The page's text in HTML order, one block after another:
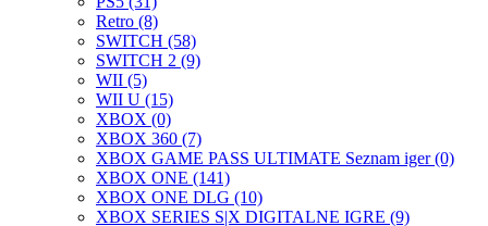
Retro (8)
SWITCH (58)
SWITCH 2 (9)
WII (5)
WII U (15)
XBOX (0)
XBOX 360 (7)
XBOX GAME PASS ULTIMATE Seznam iger (0)
XBOX ONE (141)
XBOX ONE DLG (10)
XBOX SERIES S|X DIGITALNE IGRE (9)